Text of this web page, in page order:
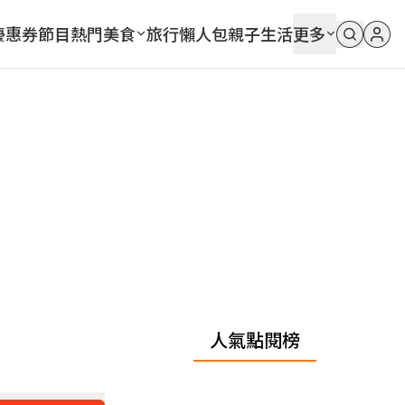
惠券節目熱門美食 旅行懶人包親子生活更多
人氣點閱榜